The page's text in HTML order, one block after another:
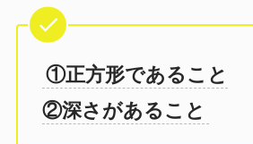
①正方形であること
②深さがあること